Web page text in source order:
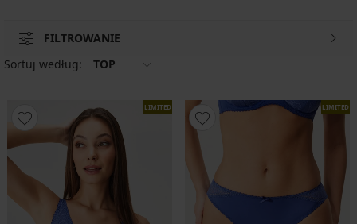
FILTROWANIE
Sortuj według:
TOP
LIMITED LIMITED